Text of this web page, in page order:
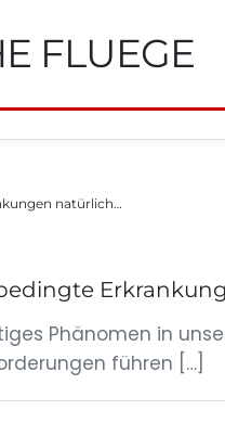
FLUEGE
natürlich…
Phänomen in
führen […]